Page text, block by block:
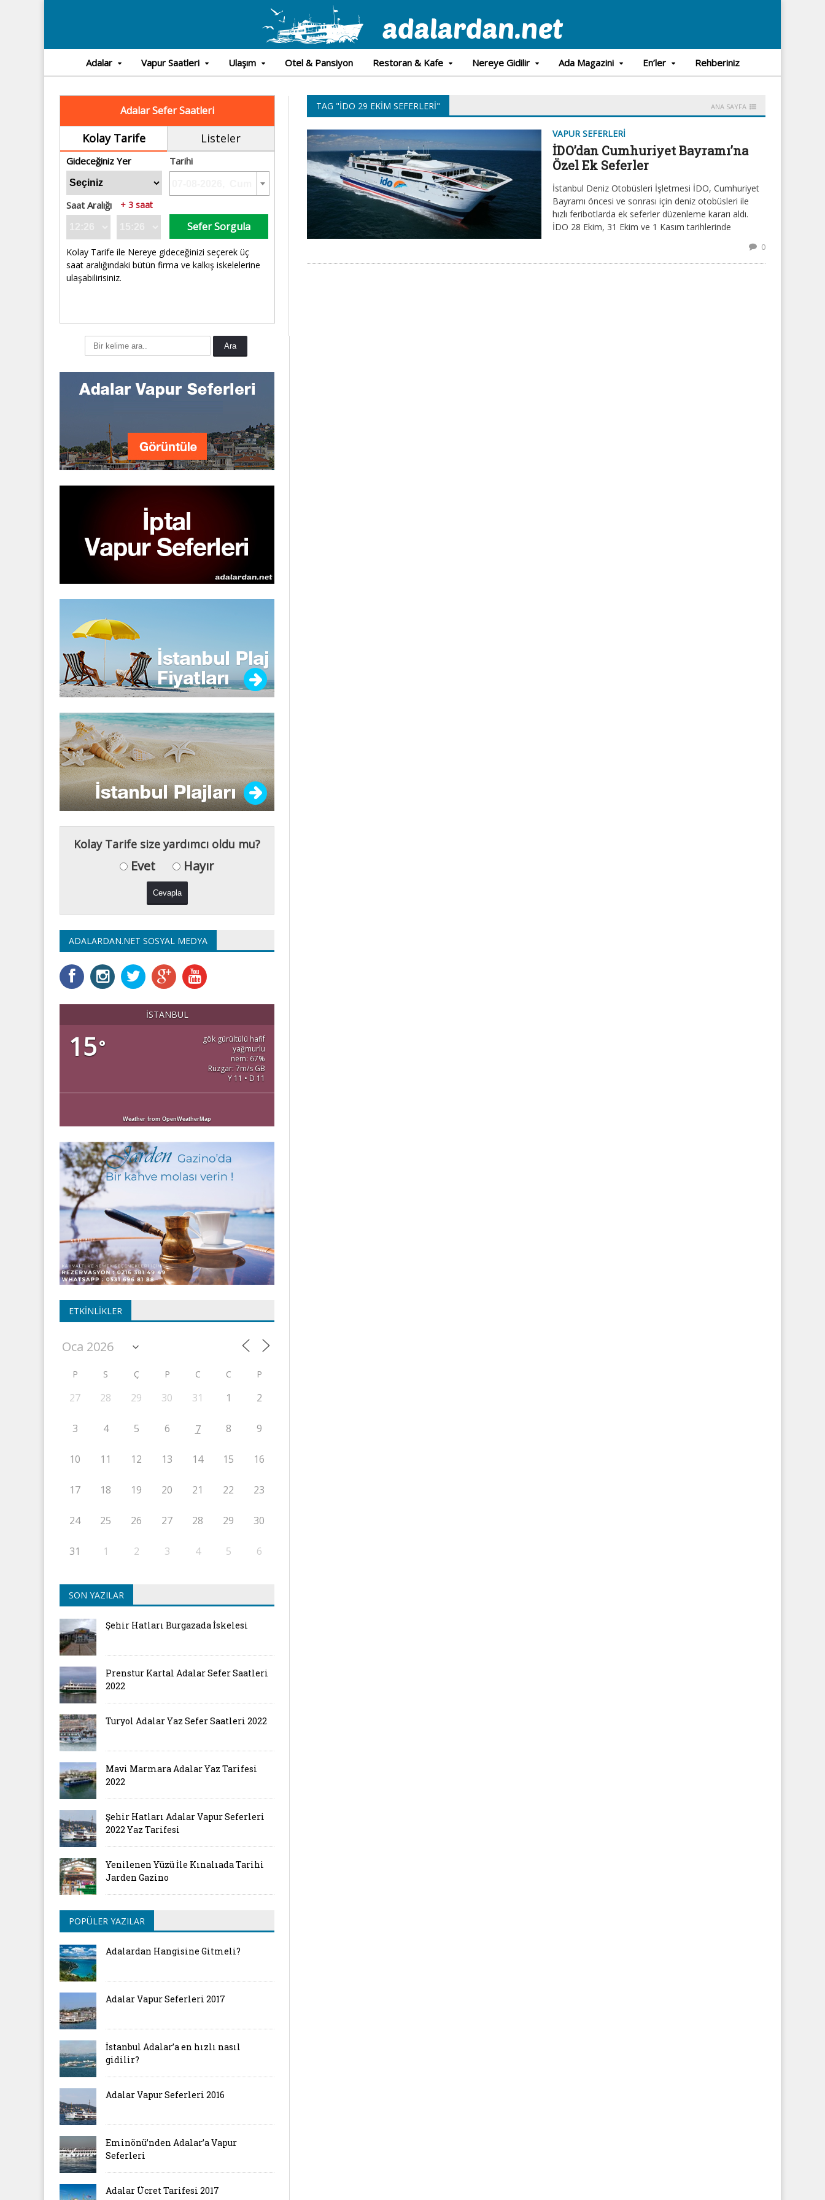
Adalar Vapur Saatleri Ulaşım Otel & Pansiyon Restoran & Kafe Nereye Gidilir Ada Magazini En’ler Rehberiniz
Adalar Sefer Saatleri
Kolay Tarife Listeler
Gideceğiniz Yer Tarihi
Saat Aralığı + 3 saat
Sefer Sorgula
Kolay Tarife ile Nereye gideceğinizi seçerek üç
saat aralığındaki bütün firma ve kalkış iskelelerine
ulaşabilirisiniz.
TAG "İDO 29 EKIM SEFERLERI" ANA SAYFA
VAPUR SEFERLERI
İDO’dan Cumhuriyet Bayramı’na
Özel Ek Seferler
İstanbul Deniz Otobüsleri İşletmesi İDO, Cumhuriyet
Bayramı öncesi ve sonrası için deniz otobüsleri ile
hızlı feribotlarda ek seferler düzenleme kararı aldı.
İDO 28 Ekim, 31 Ekim ve 1 Kasım tarihlerinde
0
Kolay Tarife size yardımcı oldu mu?
Evet Hayır
ADALARDAN.NET SOSYAL MEDYA
İSTANBUL
15°
gök gürültülü hafif
yağmurlu
nem: 67%
Rüzgar: 7m/s GB
Y 11 • D 11
Weather from OpenWeatherMap
ETKINLIKLER
P S Ç P C C P
27 28 29 30 31 1 2
3 4 5 6 7 8 9
10 11 12 13 14 15 16
17 18 19 20 21 22 23
24 25 26 27 28 29 30
31 1 2 3 4 5 6
SON YAZILAR
Şehir Hatları Burgazada İskelesi
Prenstur Kartal Adalar Sefer Saatleri
2022
Turyol Adalar Yaz Sefer Saatleri 2022
Mavi Marmara Adalar Yaz Tarifesi
2022
Şehir Hatları Adalar Vapur Seferleri
2022 Yaz Tarifesi
Yenilenen Yüzü İle Kınalıada Tarihi
Jarden Gazino
POPÜLER YAZILAR
Adalardan Hangisine Gitmeli?
Adalar Vapur Seferleri 2017
İstanbul Adalar’a en hızlı nasıl
gidilir?
Adalar Vapur Seferleri 2016
Eminönü’nden Adalar’a Vapur
Seferleri
Adalar Ücret Tarifesi 2017